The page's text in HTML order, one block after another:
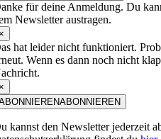
für deine Anmeldung. Du
Newsletter austragen.
hat leider nicht funktioniert.
Wenn es dann noch nicht
ABONNIEREN
kannst den Newsletter jederzeit